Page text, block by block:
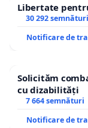
Libertate pentru
30 292 semnături
Notificare de
Solicităm
cu dizabilități
7 664 semnături
Notificare de